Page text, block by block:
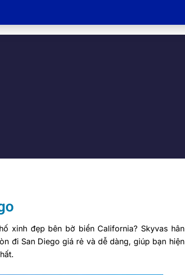
xinh đẹp bên bờ biển California? Skyvas hân
đi San Diego giá rẻ và dễ dàng, giúp bạn hiện